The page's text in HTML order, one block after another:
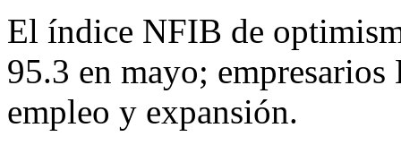
El índice NFIB de
95.3 en mayo;
empleo y expansión.